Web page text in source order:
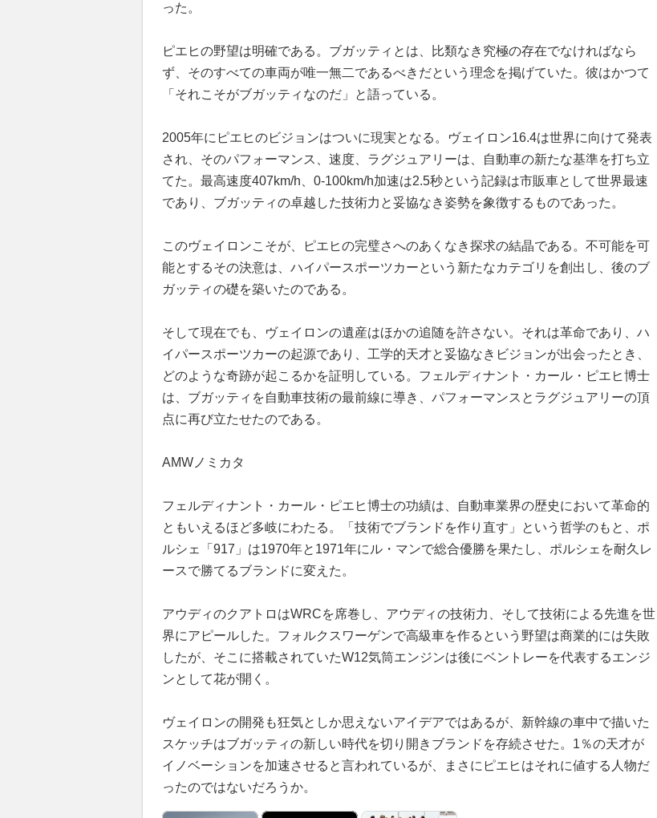
った。
ピエヒの野望は明確である。ブガッティとは、比類なき究極の存在でなければなら
ず、そのすべての車両が唯一無二であるべきだという理念を掲げていた。彼はかつて
「それこそがブガッティなのだ」と語っている。
2005年にピエヒのビジョンはついに現実となる。ヴェイロン16.4は世界に向けて発表
され、そのパフォーマンス、速度、ラグジュアリーは、自動車の新たな基準を打ち立
てた。最高速度407km/h、0-100km/h加速は2.5秒という記録は市販車として世界最速
であり、ブガッティの卓越した技術力と妥協なき姿勢を象徴するものであった。
このヴェイロンこそが、ピエヒの完璧さへのあくなき探求の結晶である。不可能を可
能とするその決意は、ハイパースポーツカーという新たなカテゴリを創出し、後のブ
ガッティの礎を築いたのである。
そして現在でも、ヴェイロンの遺産はほかの追随を許さない。それは革命であり、ハ
イパースポーツカーの起源であり、工学的天才と妥協なきビジョンが出会ったとき、
どのような奇跡が起こるかを証明している。フェルディナント・カール・ピエヒ博士
は、ブガッティを自動車技術の最前線に導き、パフォーマンスとラグジュアリーの頂
点に再び立たせたのである。
AMWノミカタ
フェルディナント・カール・ピエヒ博士の功績は、自動車業界の歴史において革命的
ともいえるほど多岐にわたる。「技術でブランドを作り直す」という哲学のもと、ポ
ルシェ「917」は1970年と1971年にル・マンで総合優勝を果たし、ポルシェを耐久レ
ースで勝てるブランドに変えた。
アウディのクアトロはWRCを席巻し、アウディの技術力、そして技術による先進を世
界にアピールした。フォルクスワーゲンで高級車を作るという野望は商業的には失敗
したが、そこに搭載されていたW12気筒エンジンは後にベントレーを代表するエンジ
ンとして花が開く。
ヴェイロンの開発も狂気としか思えないアイデアではあるが、新幹線の車中で描いた
スケッチはブガッティの新しい時代を切り開きブランドを存続させた。1％の天才が
イノベーションを加速させると言われているが、まさにピエヒはそれに値する人物だ
ったのではないだろうか。